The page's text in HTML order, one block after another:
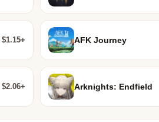
$1.15+ AFK Journey
$2.06+ Arknights: Endfield